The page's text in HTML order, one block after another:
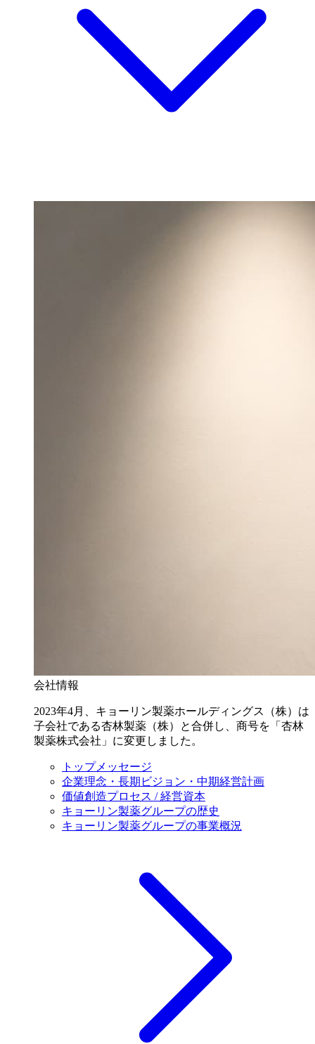
会社情報
2023年4月、キョーリン製薬ホールディングス（株）は
子会社である杏林製薬（株）と合併し、商号を「杏林
製薬株式会社」に変更しました。
トップメッセージ
企業理念・長期ビジョン・中期経営計画
価値創造プロセス / 経営資本
キョーリン製薬グループの歴史
キョーリン製薬グループの事業概況